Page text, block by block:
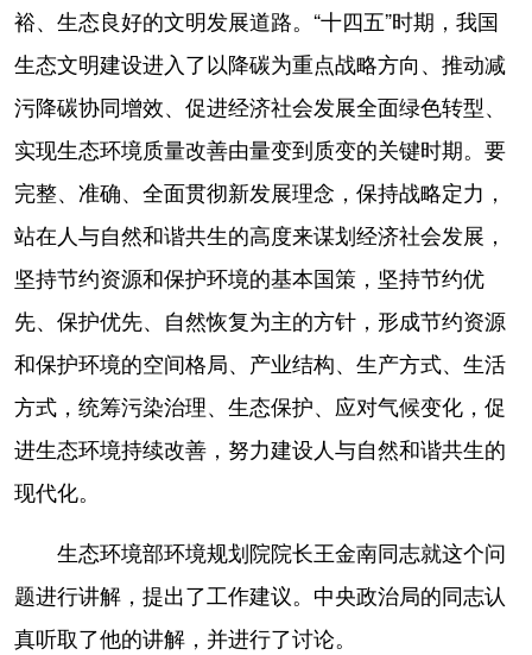
新疆 内蒙古 黑龙江
多语种频道
English Español Français عربى
Русский язык 日本語 한국어
裕、生态良好的文明发展道路。“十四五”时期，我国
生态文明建设进入了以降碳为重点战略方向、推动减
污降碳协同增效、促进经济社会发展全面绿色转型、
实现生态环境质量改善由量变到质变的关键时期。要
完整、准确、全面贯彻新发展理念，保持战略定力，
站在人与自然和谐共生的高度来谋划经济社会发展，
坚持节约资源和保护环境的基本国策，坚持节约优
先、保护优先、自然恢复为主的方针，形成节约资源
和保护环境的空间格局、产业结构、生产方式、生活
方式，统筹污染治理、生态保护、应对气候变化，促
进生态环境持续改善，努力建设人与自然和谐共生的
现代化。
生态环境部环境规划院院长王金南同志就这个问
题进行讲解，提出了工作建议。中央政治局的同志认
真听取了他的讲解，并进行了讨论。